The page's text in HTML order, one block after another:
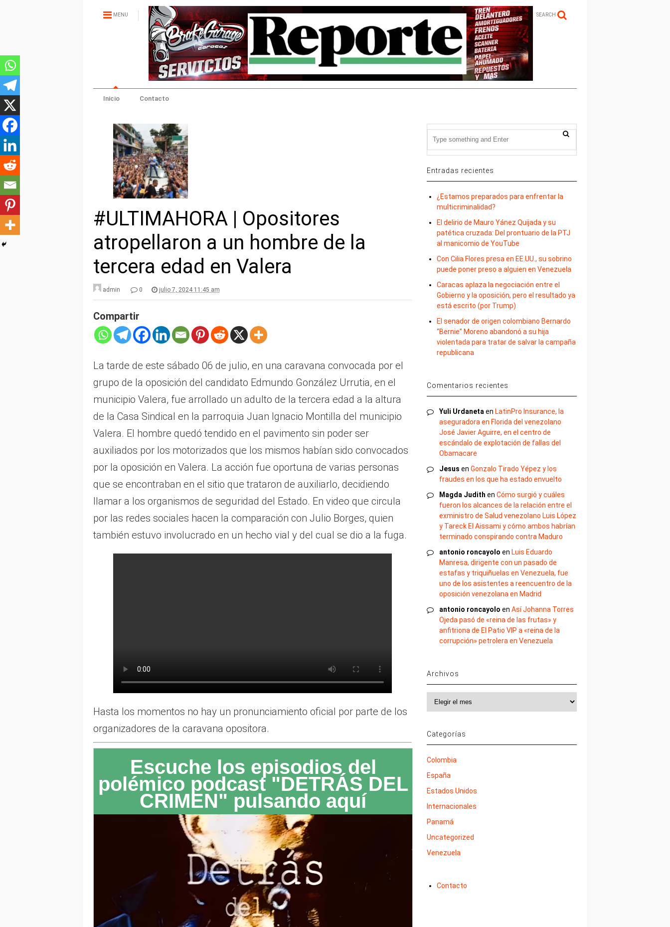
MENU SEARCH
Inicio Contacto
#ULTIMAHORA | Opositores
atropellaron a un hombre de la
tercera edad en Valera
admin 0 julio 7, 2024 11:45 am
Compartir
La tarde de este sábado 06 de julio, en una caravana convocada por el
grupo de la oposición del candidato Edmundo González Urrutia, en el
municipio Valera, fue arrollado un adulto de la tercera edad a la altura
de la Casa Sindical en la parroquia Juan Ignacio Montilla del municipio
Valera. El hombre quedó tendido en el pavimento sin poder ser
auxiliados por los motorizados que los mismos habían sido convocados
por la oposición en Valera. La acción fue oportuna de varias personas
que se encontraban en el sitio que trataron de auxiliarlo, decidiendo
llamar a los organismos de seguridad del Estado. En video que circula
por las redes sociales hacen la comparación con Julio Borges, quien
también estuvo involucrado en un hecho vial y del cual se dio a la fuga.
Hasta los momentos no hay un pronunciamiento oficial por parte de los
organizadores de la caravana opositora.
Escuche los episodios del
polémico podcast "DETRÁS DEL
CRIMEN" pulsando aquí
Entradas recientes
¿Estamos preparados para enfrentar la
multicriminalidad?
El delirio de Mauro Yánez Quijada y su
patética cruzada: Del prontuario de la PTJ
al manicomio de YouTube
Con Cilia Flores presa en EE.UU., su sobrino
puede poner preso a alguien en Venezuela
Caracas aplaza la negociación entre el
Gobierno y la oposición, pero el resultado ya
está escrito (por Trump)
El senador de origen colombiano Bernardo
“Bernie” Moreno abandonó a su hija
violentada para tratar de salvar la campaña
republicana
Comentarios recientes
Yuli Urdaneta en LatinPro Insurance, la
aseguradora en Florida del venezolano
José Javier Aguirre, en el centro de
escándalo de explotación de fallas del
Obamacare
Jesus enGonzalo Tirado Yépez y los
fraudes en los que ha estado envuelto
Magda Judith enCómo surgió y cuáles
fueron los alcances de la relación entre el
exministro de Salud venezolano Luis López
y Tareck El Aissami y cómo ambos habrían
terminado conspirando contra Maduro
antonio roncayolo en Luis Eduardo
Manresa, dirigente con un pasado de
estafas y triquiñuelas en Venezuela, fue
uno de los asistentes a reencuentro de la
oposición venezolana en Madrid
antonio roncayolo enAsí Johanna Torres
Ojeda pasó de «reina de las frutas» y
anfitriona de El Patio VIP a «reina de la
corrupción» petrolera en Venezuela
Archivos
Categorías
Colombia
España
Estados Unidos
Internacionales
Panamá
Uncategorized
Venezuela
Contacto